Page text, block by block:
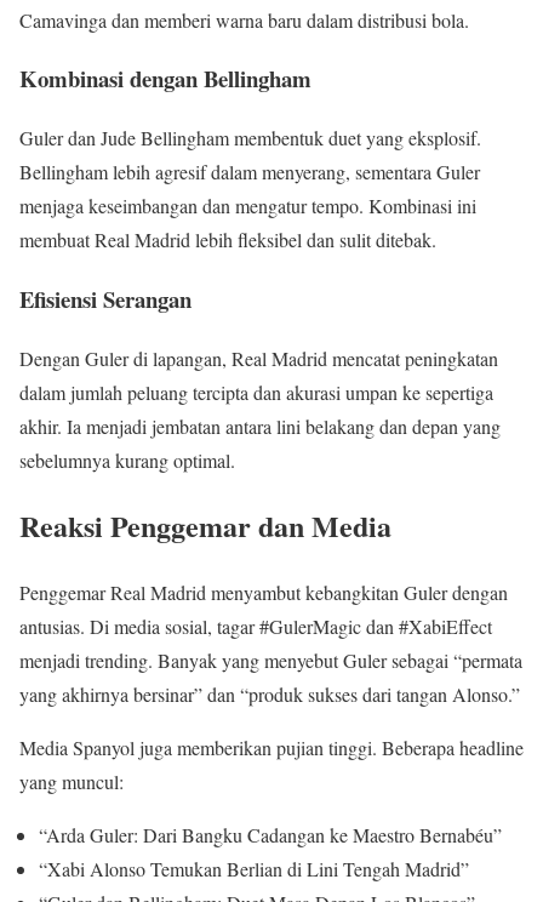
Camavinga dan memberi warna baru dalam distribusi bola.
Kombinasi dengan Bellingham
Guler dan Jude Bellingham membentuk duet yang eksplosif.
Bellingham lebih agresif dalam menyerang, sementara Guler
menjaga keseimbangan dan mengatur tempo. Kombinasi ini
membuat Real Madrid lebih fleksibel dan sulit ditebak.
Efisiensi Serangan
Dengan Guler di lapangan, Real Madrid mencatat peningkatan
dalam jumlah peluang tercipta dan akurasi umpan ke sepertiga
akhir. Ia menjadi jembatan antara lini belakang dan depan yang
sebelumnya kurang optimal.
Reaksi Penggemar dan Media
Penggemar Real Madrid menyambut kebangkitan Guler dengan
antusias. Di media sosial, tagar #GulerMagic dan #XabiEffect
menjadi trending. Banyak yang menyebut Guler sebagai “permata
yang akhirnya bersinar” dan “produk sukses dari tangan Alonso.”
Media Spanyol juga memberikan pujian tinggi. Beberapa headline
yang muncul:
“Arda Guler: Dari Bangku Cadangan ke Maestro Bernabéu”
“Xabi Alonso Temukan Berlian di Lini Tengah Madrid”